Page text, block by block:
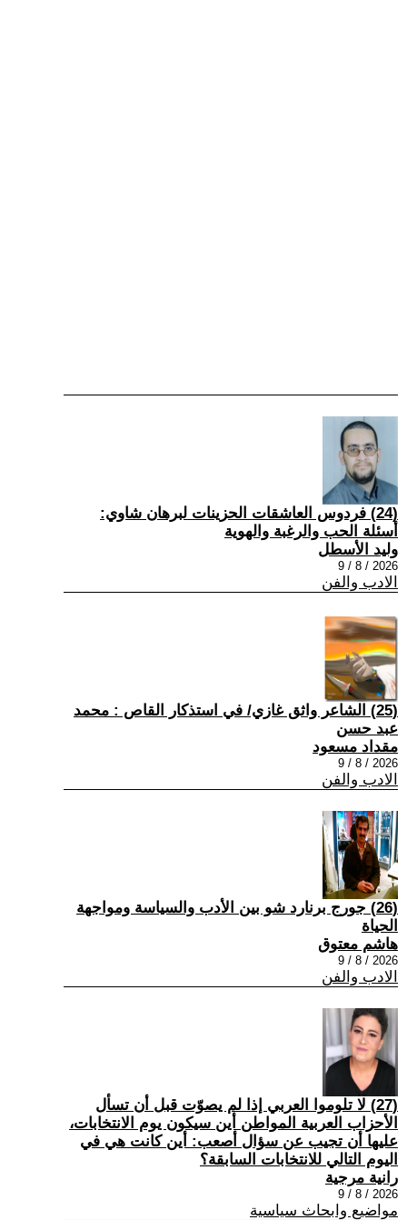
(24) فردوس العاشقات الحزينات لبرهان شاوي:
أسئلة الحب والرغبة والهوية
وليد الأسطل
2026 / 8 / 9
الادب والفن
(25) الشاعر واثق غازي/ في استذكار القاص : محمد
عبد حسن
مقداد مسعود
2026 / 8 / 9
الادب والفن
(26) جورج برنارد شو بين الأدب والسياسة ومواجهة
الحياة
هاشم معتوق
2026 / 8 / 9
الادب والفن
(27) لا تلوموا العربي إذا لم يصوّت قبل أن تسأل
الأحزاب العربية المواطن أين سيكون يوم الانتخابات،
عليها أن تجيب عن سؤال أصعب: أين كانت هي في
اليوم التالي للانتخابات السابقة؟
رانية مرجية
2026 / 8 / 9
مواضيع وابحاث سياسية